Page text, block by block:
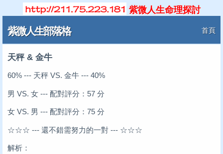
紫微人生命理探討
紫微人生部落格 首頁
天秤 & 金牛
60% --- 天秤 VS. 金牛 --- 40%
男 VS. 女 --- 配對評分：57 分
女 VS. 男 --- 配對評分：75 分
☆☆☆ --- 還不錯需努力的一對 --- ☆☆☆
解析：